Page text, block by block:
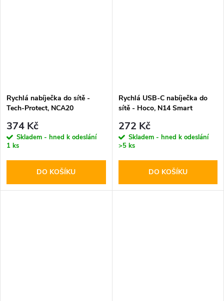
Rychlá nabíječka do sítě -
Tech-Protect, NCA20
kabel
374 Kč
Skladem - hned k odeslání
1 ks
DO KOŠÍKU
Rychlá USB-C nabíječka do
sítě - Hoco, N14 Smart
272 Kč
Skladem - hned k odeslání
>5 ks
DO KOŠÍKU